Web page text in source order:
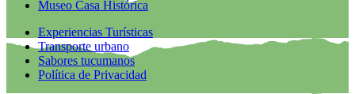
Museo Casa Histórica
Experiencias Turísticas
Transporte urbano
Sabores tucumanos
Política de Privacidad